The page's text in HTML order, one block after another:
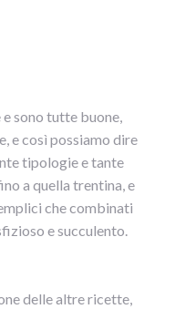
sono tutte buone,
e così possiamo dire
tipologie e tante
a quella trentina, e
che combinati
e succulento.
delle altre ricette,